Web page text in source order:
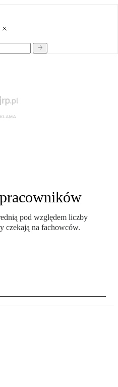
pod względem liczby
czekają na fachowców.